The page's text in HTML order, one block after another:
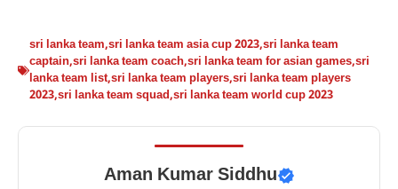
sri lanka team,sri lanka team asia cup 2023,sri lanka team
captain,sri lanka team coach,sri lanka team for asian games,sri
lanka team list,sri lanka team players,sri lanka team players
2023,sri lanka team squad,sri lanka team world cup 2023
Aman Kumar Siddhu